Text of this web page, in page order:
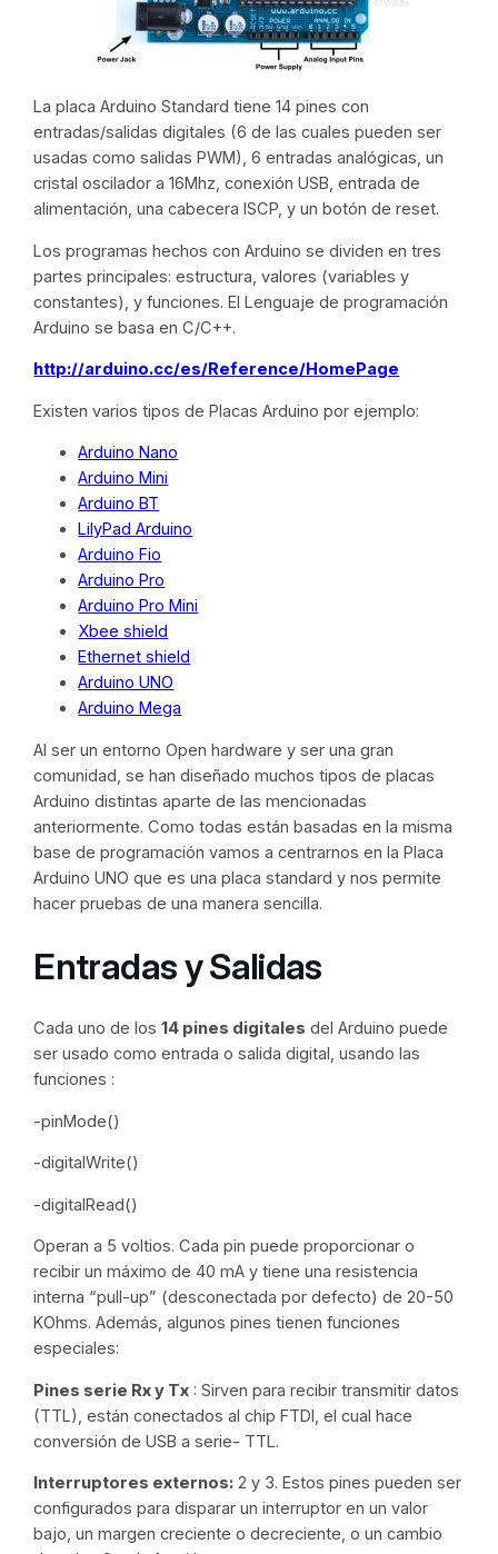
La placa Arduino Standard tiene 14 pines con
entradas/salidas digitales (6 de las cuales pueden ser
usadas como salidas PWM), 6 entradas analógicas, un
cristal oscilador a 16Mhz, conexión USB, entrada de
alimentación, una cabecera ISCP, y un botón de reset.
Los programas hechos con Arduino se dividen en tres
partes principales: estructura, valores (variables y
constantes), y funciones. El Lenguaje de programación
Arduino se basa en C/C++.
http://arduino.cc/es/Reference/HomePage
Existen varios tipos de Placas Arduino por ejemplo:
Arduino Nano
Arduino Mini
Arduino BT
LilyPad Arduino
Arduino Fio
Arduino Pro
Arduino Pro Mini
Xbee shield
Ethernet shield
Arduino UNO
Arduino Mega
Al ser un entorno Open hardware y ser una gran
comunidad, se han diseñado muchos tipos de placas
Arduino distintas aparte de las mencionadas
anteriormente. Como todas están basadas en la misma
base de programación vamos a centrarnos en la Placa
Arduino UNO que es una placa standard y nos permite
hacer pruebas de una manera sencilla.
Entradas y Salidas
Cada uno de los14 pines digitales del Arduino puede
ser usado como entrada o salida digital, usando las
funciones :
-pinMode()
-digitalWrite()
-digitalRead()
Operan a 5 voltios. Cada pin puede proporcionar o
recibir un máximo de 40 mA y tiene una resistencia
interna “pull-up” (desconectada por defecto) de 20-50
KOhms. Además, algunos pines tienen funciones
especiales:
Pines serie Rx y Tx : Sirven para recibir transmitir datos
(TTL), están conectados al chip FTDI, el cual hace
conversión de USB a serie- TTL.
Interruptores externos: 2 y 3. Estos pines pueden ser
configurados para disparar un interruptor en un valor
bajo, un margen creciente o decreciente, o un cambio